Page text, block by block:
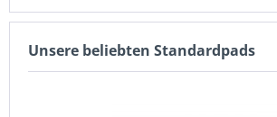
Unsere beliebten Standardpads